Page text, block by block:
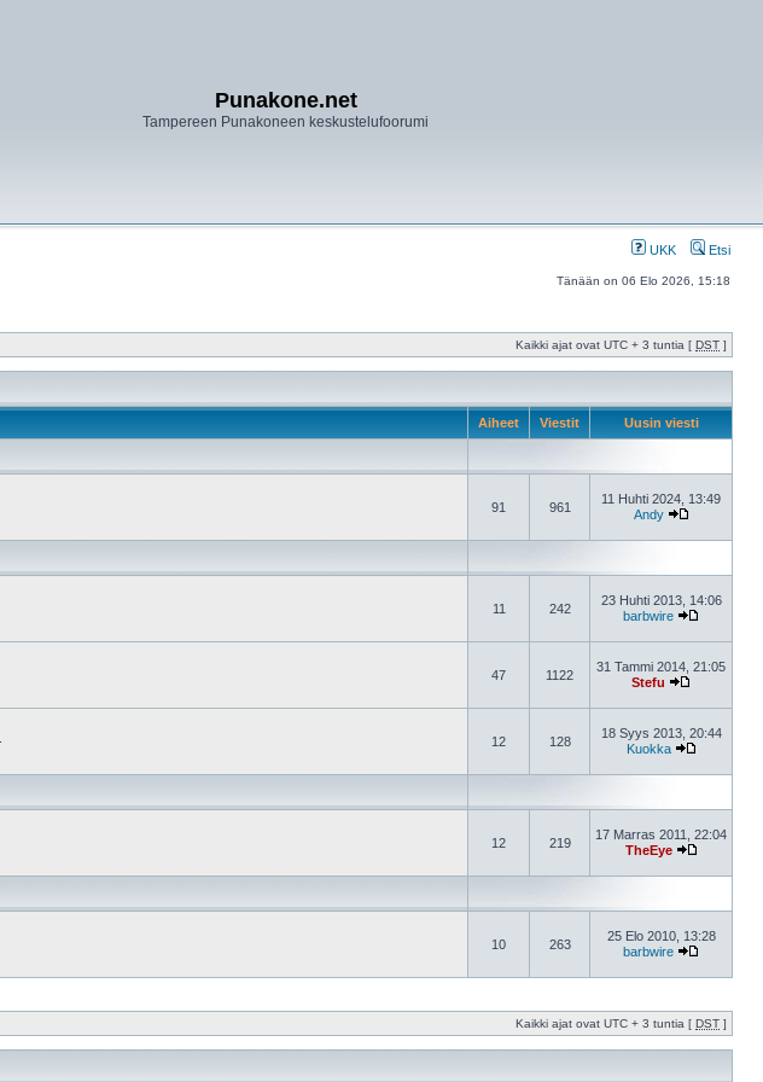
Punakone.net
Tampereen Punakoneen keskustelufoorumi
UKK Etsi
Tänään on 06 Elo 2026, 15:18
Kaikki ajat ovat UTC + 3 tuntia [ DST ]
Aiheet Viestit Uusin viesti
91 961
11 Huhti 2024, 13:49
Andy
11 242
23 Huhti 2013, 14:06
barbwire
47 1122
31 Tammi 2014, 21:05
Stefu
12 128
18 Syys 2013, 20:44
Kuokka
12 219
17 Marras 2011, 22:04
TheEye
10 263
25 Elo 2010, 13:28
barbwire
Kaikki ajat ovat UTC + 3 tuntia [ DST ]